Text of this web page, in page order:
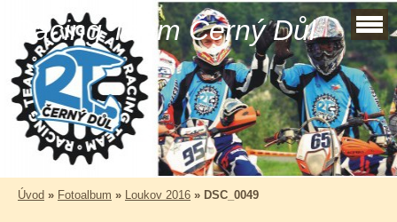
Racing Team Černý Důl
Úvod » Fotoalbum » Loukov 2016 » DSC_0049